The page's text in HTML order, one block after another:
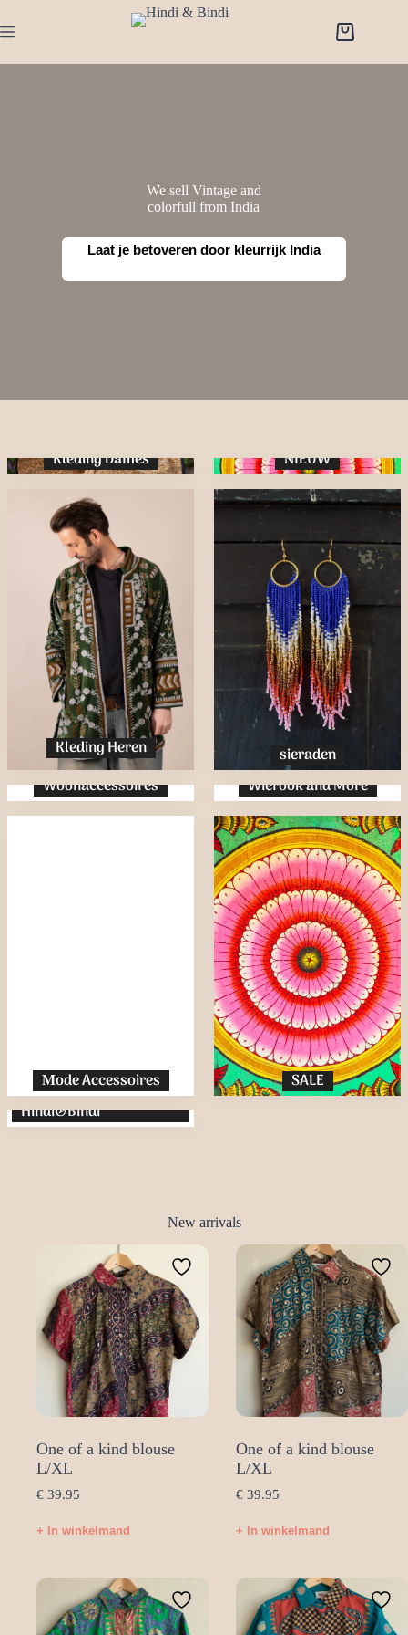
naar
de
We sell Vintage and
colorfull from India
Laat je betoveren door kleurrijk India
Kleding Dames NIEUW
Kleding Heren
sieraden
Woonaccessoires
Wierook and More
Mode Accessoires SALE
Het verhaal achter
Hindi&Bindi
New arrivals
One of a kind blouse
L/XL
€ 39.95
+ In winkelmand
One of a kind blouse
L/XL
€ 39.95
+ In winkelmand